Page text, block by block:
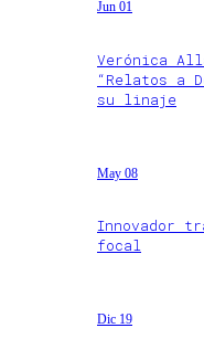
Jun 01
Verónica
“Relatos a
su linaje
May 08
Innovador
focal
Dic 19